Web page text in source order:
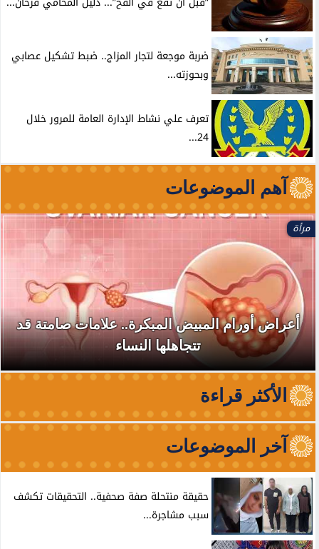
ضربة موجعة لتجار المزاج.. ضبط تشكيل عصابي
وبحوزته...
تعرف علي نشاط الإدارة العامة للمرور خلال
24...
آهم الموضوعات
مرأة
أعراض أورام المبيض المبكرة.. علامات صامتة قد
تتجاهلها النساء
الأكثر قراءة
آخر الموضوعات
حقيقة منتحلة صفة صحفية.. التحقيقات تكشف
سبب مشاجرة...